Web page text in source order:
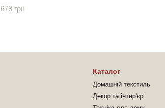
679 грн
Каталог
Домашній текстиль
Декор та інтер'єр